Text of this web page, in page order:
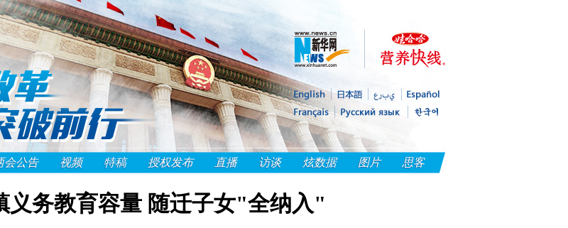
会公告 视频 特稿 授权发布 直播 访谈 炫数据 图片 思客
义务教育容量 随迁子女"全纳入"